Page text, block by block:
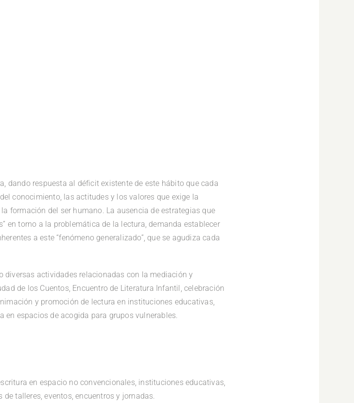
dando respuesta al déficit existente de este hábito que cada
conocimiento, las actitudes y los valores que exige la
formación del ser humano. La ausencia de estrategias que
en torno a la problemática de la lectura, demanda establecer
a este “fenómeno generalizado”, que se agudiza cada
diversas actividades relacionadas con la mediación y
de los Cuentos, Encuentro de Literatura Infantil, celebración
y promoción de lectura en instituciones educativas,
espacios de acogida para grupos vulnerables.
en espacio no convencionales, instituciones educativas,
talleres, eventos, encuentros y jornadas.